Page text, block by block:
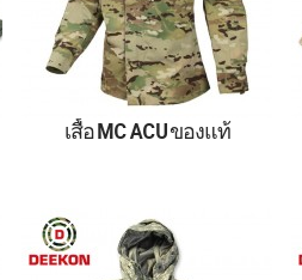
ดั้งเดิมทำจากไนลอน 50% ผ้า
ฝ้าย 50%
เสื้อ MC ACU ของแท้